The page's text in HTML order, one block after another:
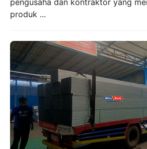
produk ...